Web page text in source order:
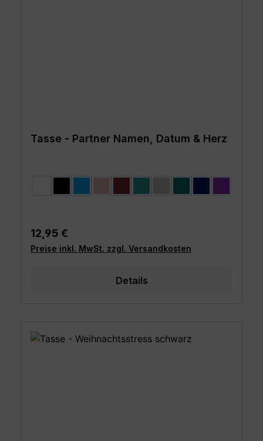
Tasse - Partner Namen, Datum & Herz
weißschwarzhellblau
rosaburgund
türkis graupetroldunkelblau
lila
Regulärer Preis:
12,95 €
Preise inkl. MwSt. zzgl. Versandkosten
Details